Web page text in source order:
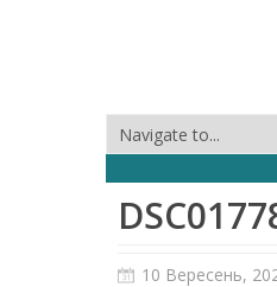
10 Вересень,